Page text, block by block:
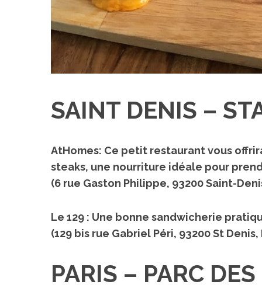
SAINT DENIS –
AtHomes: Ce petit restaurant vous
steaks, une nourriture idéale pour
(6 rue Gaston Philippe, 93200 Saint-
Le 129 : Une bonne sandwicherie
(129 bis rue Gabriel Péri, 93200 St
PARIS – PARC